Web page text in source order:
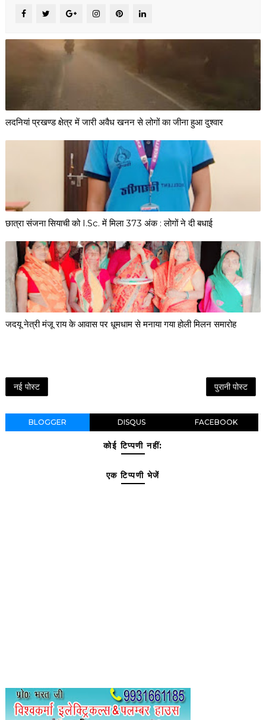
लदनियां प्रखण्ड क्षेत्र में जारी अवैध खनन से लोगों का जीना हुआ दुश्वार
छात्रा संजना सियाची को I.Sc. में मिला 373 अंक : लोगों ने दी बधाई
जदयू नेत्री मंजू राय के आवास पर धूमधाम से मनाया गया होली मिलन समारोह
नई पोस्ट पुरानी पोस्ट
BLOGGER DISQUS FACEBOOK
कोई टिप्पणी नहीं:
एक टिप्पणी भेजें